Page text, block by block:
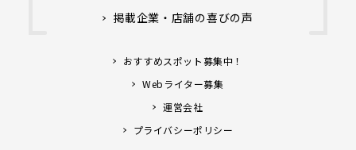
掲載企業・店舗の喜びの声
おすすめスポット募集中！
Webライター募集
運営会社
プライバシーポリシー